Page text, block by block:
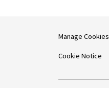
Manage Cookies
Cookie Notice